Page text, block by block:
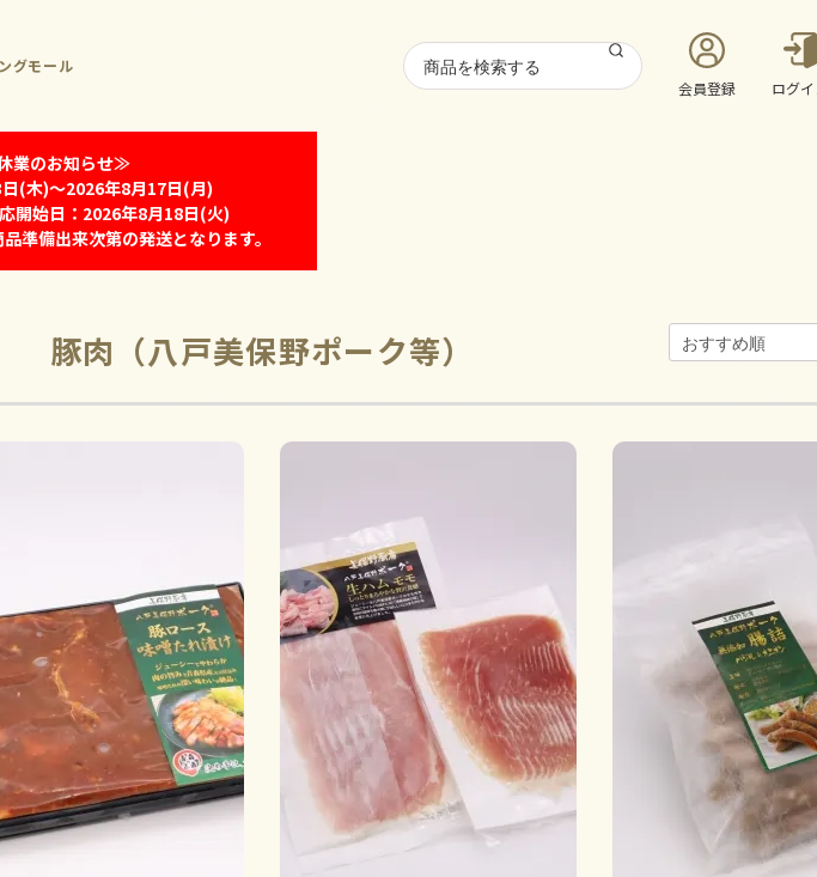
グモール
会員登録
ログ
業のお知らせ≫
(木)～2026年8月17日(月)
開始日：2026年8月18日(火)
準備出来次第の発送となります。
豚肉（八戸美保野ポーク等）